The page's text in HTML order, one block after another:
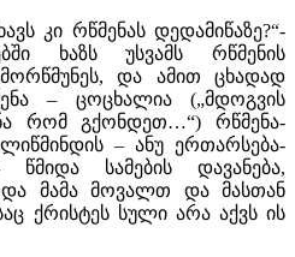
კი რწმენას დედამიწაზე?“-
ხაზს უსვამს რწმენის
და ამით ცხადად
– ცოცხალია („მდოგვის
რომ გქონდეთ…“) რწმენა-
– ანუ ერთარსება-
წმიდა სამების დავანება,
და მამა მოვალთ და მასთან
ქრისტეს სული არა აქვს ის